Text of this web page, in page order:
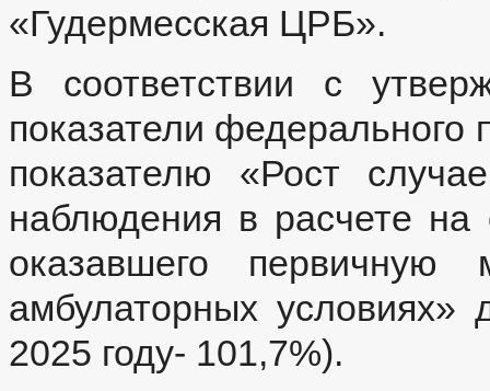
«Гудермесская ЦРБ».
В соответствии с
показатели федерального
показателю «Рост
наблюдения в расчете на
оказавшего первичную
амбулаторных условиях»
2025 году- 101,7%).